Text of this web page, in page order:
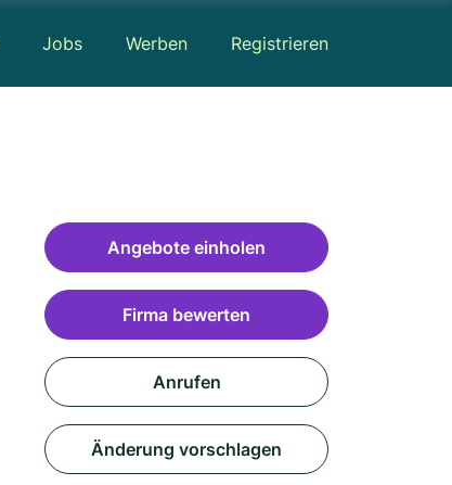
Jobs Werben Registrieren
Angebote einholen
Firma bewerten
Anrufen
Änderung vorschlagen